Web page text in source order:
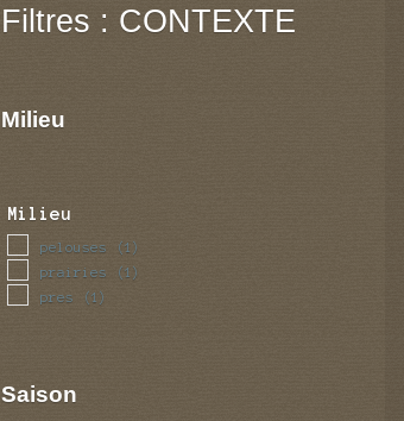
Filtres : CONTEXTE
Milieu
Milieu
pelouses (1)
prairies (1)
pres (1)
Saison